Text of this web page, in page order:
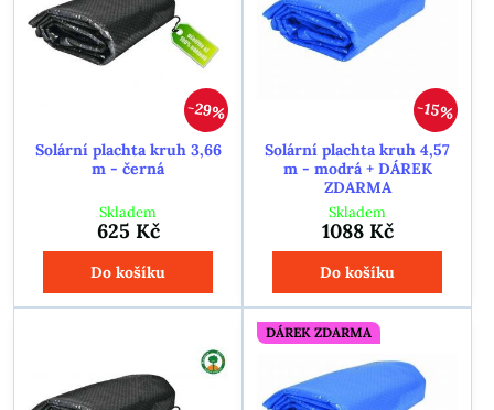
29%
Solární plachta kruh 3,66
m - černá
Skladem
625 Kč
Do košíku
15%
Solární plachta kruh 4,57
m - modrá + DÁREK
ZDARMA
Skladem
1088 Kč
Do košíku
DÁREK ZDARMA